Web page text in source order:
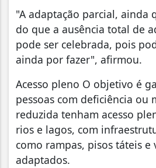
"A adaptação parcial, ainda
do que a ausência total de
pode ser celebrada, pois
ainda por fazer", afirmou.
Acesso pleno O objetivo é
pessoas com deficiência ou
reduzida tenham acesso
rios e lagos, com
como rampas, pisos táteis e
adaptados.